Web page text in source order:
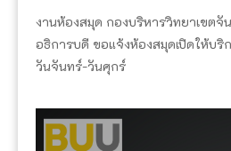
งานห้องสมุด กองบริหารวิทยาเขตจั
อธิการบดี ขอแจ้งห้องสมุดเปิดให้บ
วันจันทร์-วันศุกร์